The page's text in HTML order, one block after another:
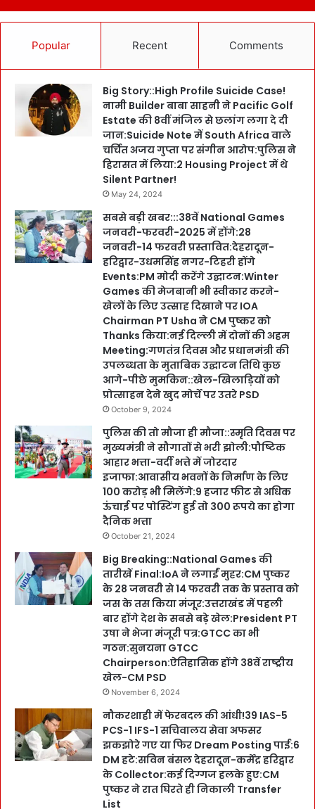
Popular Recent Comments
Big Story::High Profile Suicide Case!
नामी Builder बाबा साहनी ने Pacific Golf
Estate की 8वीं मंजिल से छलांग लगा दे दी
जान:Suicide Note में South Africa वाले
चर्चित अजय गुप्ता पर संगीन आरोप:पुलिस ने
हिरासत में लिया:2 Housing Project में थे
Silent Partner!
May 24, 2024
सबसे बड़ी खबर:::38वें National Games
जनवरी-फरवरी-2025 में होंगे:28
जनवरी-14 फरवरी प्रस्तावित:देहरादून-
हरिद्वार-उधमसिंह नगर-टिहरी होंगे
Events:PM मोदी करेंगे उद्घाटन:Winter
Games की मेजबानी भी स्वीकार करने-
खेलों के लिए उत्साह दिखाने पर IOA
Chairman PT Usha ने CM पुष्कर को
Thanks किया:नई दिल्ली में दोनों की अहम
Meeting:गणतंत्र दिवस और प्रधानमंत्री की
उपलब्धता के मुताबिक उद्घाटन तिथि कुछ
आगे-पीछे मुमकिन::खेल-खिलाड़ियों को
प्रोत्साहन देने खुद मोर्चे पर उतरे PSD
October 9, 2024
पुलिस की तो मौजा ही मौजा::स्मृति दिवस पर
मुख्यमंत्री ने सौगातों से भरी झोली:पौष्टिक
आहार भत्ता-वर्दी भत्ते में जोरदार
इजाफा:आवासीय भवनों के निर्माण के लिए
100 करोड़ भी मिलेंगे:9 हजार फीट से अधिक
ऊंचाई पर पोस्टिंग हुई तो 300 रूपये का होगा
दैनिक भत्ता
October 21, 2024
Big Breaking::National Games की
तारीखें Final:IoA ने लगाईं मुहर:CM पुष्कर
के 28 जनवरी से 14 फरवरी तक के प्रस्ताव को
जस के तस किया मंजूर:उत्तराखंड में पहली
बार होंगे देश के सबसे बड़े खेल:President PT
उषा ने भेजा मंजूरी पत्र:GTCC का भी
गठन:सुनयना GTCC
Chairperson:ऐतिहासिक होंगे 38वें राष्ट्रीय
खेल-CM PSD
November 6, 2024
नौकरशाही में फेरबदल की आंधी!39 IAS-5
PCS-1 IFS-1 सचिवालय सेवा अफसर
झकझोरे गए या फिर Dream Posting पाई:6
DM हटे:सविन बंसल देहरादून-कर्मेंद्र हरिद्वार
के Collector:कई दिग्गज हलके हुए:CM
पुष्कर ने रात घिरते ही निकाली Transfer
List